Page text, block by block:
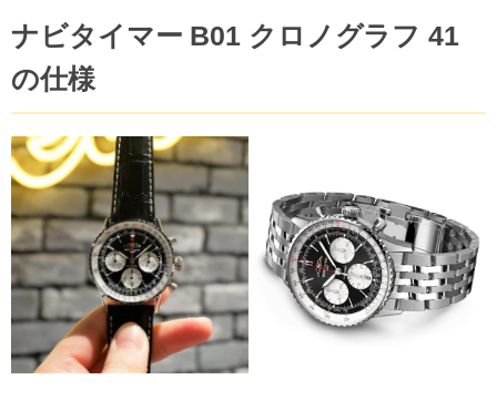
ナビタイマー B01 クロノグラフ 41
の仕様